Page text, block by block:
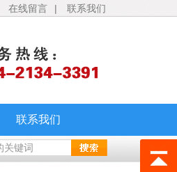
在线留言 | 联系我们
联系我们